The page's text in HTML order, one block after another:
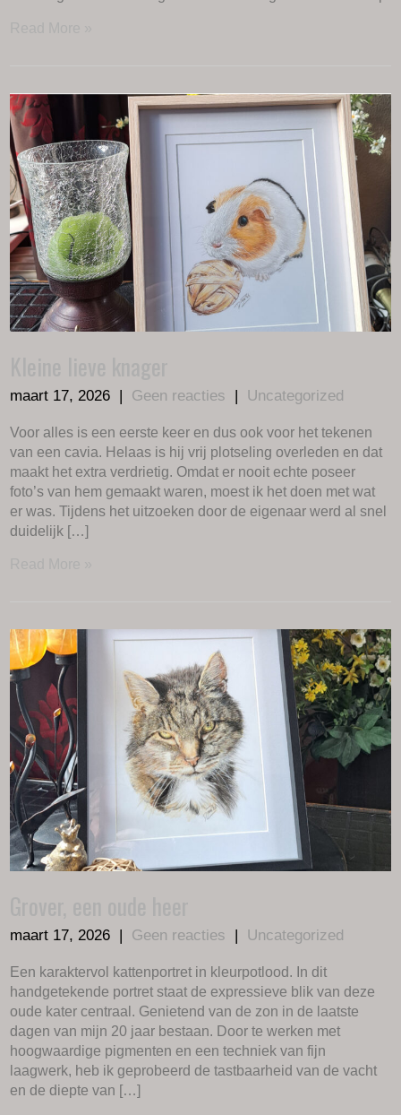
maart 17, 2026 | Geen reacties | Uncategorized
Voor alles is een eerste keer en dus ook voor het tekenen
van een cavia. Helaas is hij vrij plotseling overleden en dat
maakt het extra verdrietig. Omdat er nooit echte poseer
foto’s van hem gemaakt waren, moest ik het doen met wat
er was. Tijdens het uitzoeken door de eigenaar werd al snel
duidelijk […]
maart 17, 2026 | Geen reacties | Uncategorized
Een karaktervol kattenportret in kleurpotlood. In dit
handgetekende portret staat de expressieve blik van deze
oude kater centraal. Genietend van de zon in de laatste
dagen van mijn 20 jaar bestaan. Door te werken met
hoogwaardige pigmenten en een techniek van fijn
laagwerk, heb ik geprobeerd de tastbaarheid van de vacht
en de diepte van […]